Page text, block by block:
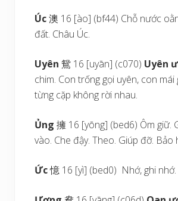
Úc澳 16 [ào] (bf44) Chỗ nước
đất. Châu Úc.
Uyên鴛 16 [uyān] (c070) Uyên
chim. Con trống gọi uyên, con mái
từng cặp không rời nhau.
Ủng擁 16 [yōng] (bed6) Ôm giữ.
vào. Che đậy. Theo. Giúp đỡ. Bảo
Ức憶 16 [yì] (bed0) Nhớ, ghi nhớ.